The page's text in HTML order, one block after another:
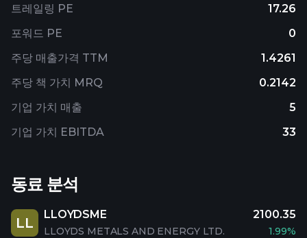
트레일링 PE
17.26
포워드 PE
0
주당 매출가격 TTM
1.4261
주당 책 가치 MRQ
0.2142
기업 가치 매출
5
기업 가치 EBITDA
33
동료 분석
LL
LLOYDSME
LLOYDS METALS AND ENERGY LTD.
2100.35
1.99%